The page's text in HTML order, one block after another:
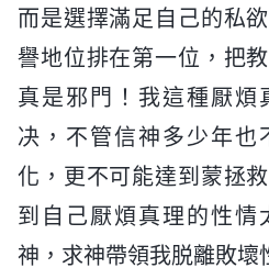
而是選擇滿足自己的私
譽地位排在第一位，把
真是邪門！我這種厭煩
决，不管信神多少年也
化，更不可能達到蒙拯
到自己厭煩真理的性情
神，求神帶領我脱離敗壞